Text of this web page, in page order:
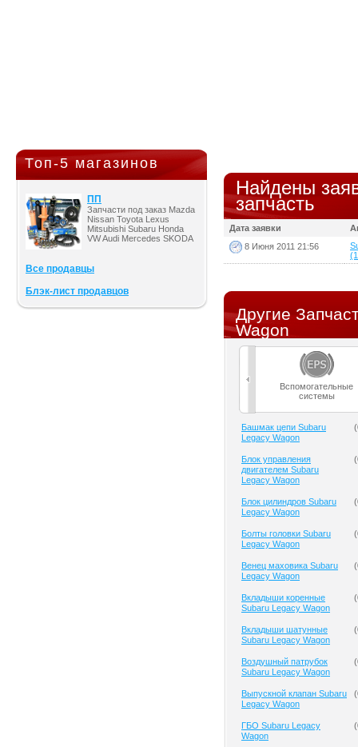
Топ-5 магазинов
ПП
Запчасти под заказ Mazda
Nissan Toyota Lexus
Mitsubishi Subaru Honda
VW Audi Mercedes SKODA
Все продавцы
Блэк-лист продавцов
Найдены
запчасть
Дата заявки
8 Июня 2011 21:56
Другие
Wagon
Вспомогательные
системы
Башмак цепи Subaru
Legacy Wagon
(
Блок управления
двигателем Subaru
Legacy Wagon
(
Блок цилиндров Subaru
Legacy Wagon
(
Болты головки Subaru
Legacy Wagon
(
Венец маховика Subaru
Legacy Wagon
(
Вкладыши коренные
Subaru Legacy Wagon
(
Вкладыши шатунные
Subaru Legacy Wagon
(
Воздушный патрубок
Subaru Legacy Wagon
(
Выпускной клапан Subaru
Legacy Wagon
(
ГБО Subaru Legacy
Wagon
(